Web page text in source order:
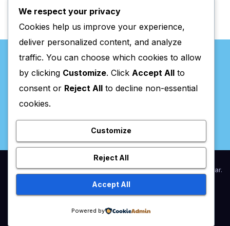
Valpaços Online
Proudly powered by WordPress|Theme:NewsupbyThemeansar.
HomeAnunciar / AssinaturasEstatuto EditorialFicha Técnica
Política de privacidadeUtilidades
We respect your privacy
Cookies help us improve your experience,
deliver personalized content, and analyze
traffic. You can choose which cookies to allow
by clicking Customize. Click Accept All to
consent or Reject All to decline non-essential
cookies.
Customize
Reject All
Accept All
Powered by